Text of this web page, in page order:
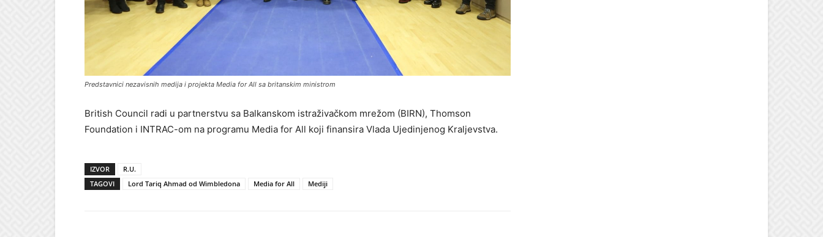
Predstavnici nezavisnih medija i projekta Media for All sa britanskim ministrom
British Council radi u partnerstvu sa Balkanskom istraživačkom mrežom (BIRN), Thomson
Foundation i INTRAC-om na programu Media for All koji finansira Vlada Ujedinjenog Kraljevstva.
IZVOR
R.U.
TAGOVI
Lord Tariq Ahmad od Wimbledona Media for All Mediji